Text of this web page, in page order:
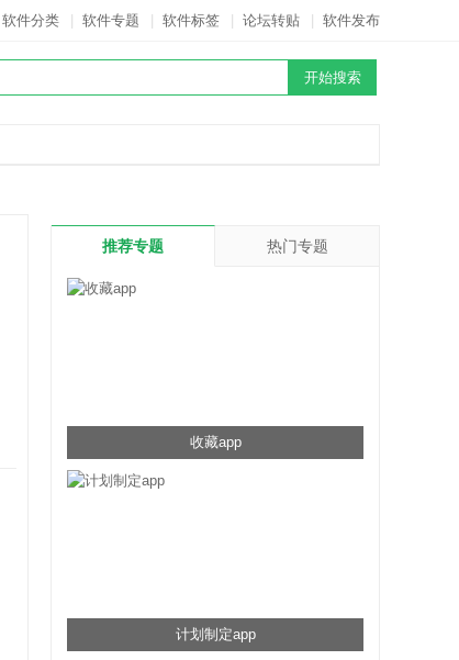
软件分类 软件专题 软件标签 论坛转贴 软件发布
推荐专题 热门专题
收藏app
计划制定app